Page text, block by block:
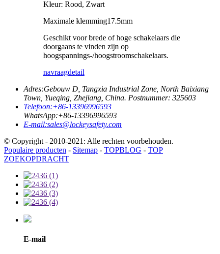
Kleur: Rood, Zwart
Maximale klemming17.5mm
Geschikt voor brede of hoge schakelaars die
doorgaans te vinden zijn op
hoogspannings-/hoogstroomschakelaars.
navraagdetail
Adres:Gebouw D, Tangxia Industrial Zone, North Baixiang
Town, Yueqing, Zhejiang, China. Postnummer: 325603
Telefoon:+86-13396996593
WhatsApp:+86-13396996593
E-mail:sales@lockeysafety.com
© Copyright - 2010-2021: Alle rechten voorbehouden.
Populaire producten - Sitemap - TOPBLOG - TOP
ZOEKOPDRACHT
E-mail